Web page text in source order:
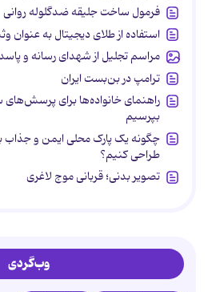
فرمول ساخت جلیقه ضدگلوله روانی
استفاده از طلای دیجیتال به عنوان
مراسم تجلیل از شهدای رسانه و
ترامپ در بن‌بست ایران
راهنمای خانواده‌ها برای
بپرسیم
چگونه یک پارک محلی ایمن و جذاب
طراحی کنیم؟
تصویر بدنی؛ قربانی موج لاغری
وب‌گردی